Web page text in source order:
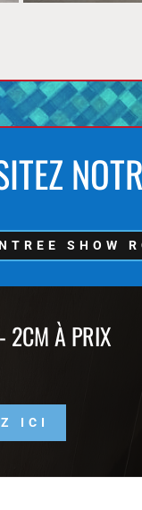
SHOW
2CM À PRIX
ICI